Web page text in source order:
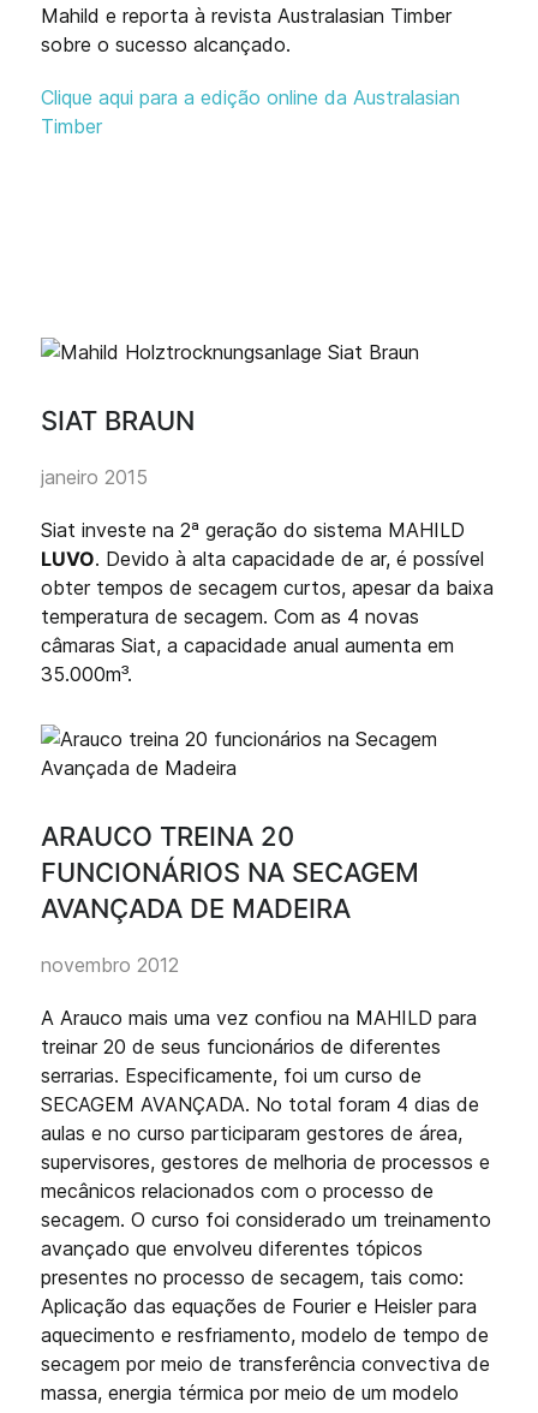
Mahild e reporta à revista Australasian Timber
sobre o sucesso alcançado.
Clique aqui para a edição online da Australasian
Timber
SIAT BRAUN
janeiro 2015
Siat investe na 2ª geração do sistema MAHILD
LUVO. Devido à alta capacidade de ar, é possível
obter tempos de secagem curtos, apesar da baixa
temperatura de secagem. Com as 4 novas
câmaras Siat, a capacidade anual aumenta em
35.000m³.
ARAUCO TREINA 20
FUNCIONÁRIOS NA SECAGEM
AVANÇADA DE MADEIRA
novembro 2012
A Arauco mais uma vez confiou na MAHILD para
treinar 20 de seus funcionários de diferentes
serrarias. Especificamente, foi um curso de
SECAGEM AVANÇADA. No total foram 4 dias de
aulas e no curso participaram gestores de área,
supervisores, gestores de melhoria de processos e
mecânicos relacionados com o processo de
secagem. O curso foi considerado um treinamento
avançado que envolveu diferentes tópicos
presentes no processo de secagem, tais como:
Aplicação das equações de Fourier e Heisler para
aquecimento e resfriamento, modelo de tempo de
secagem por meio de transferência convectiva de
massa, energia térmica por meio de um modelo